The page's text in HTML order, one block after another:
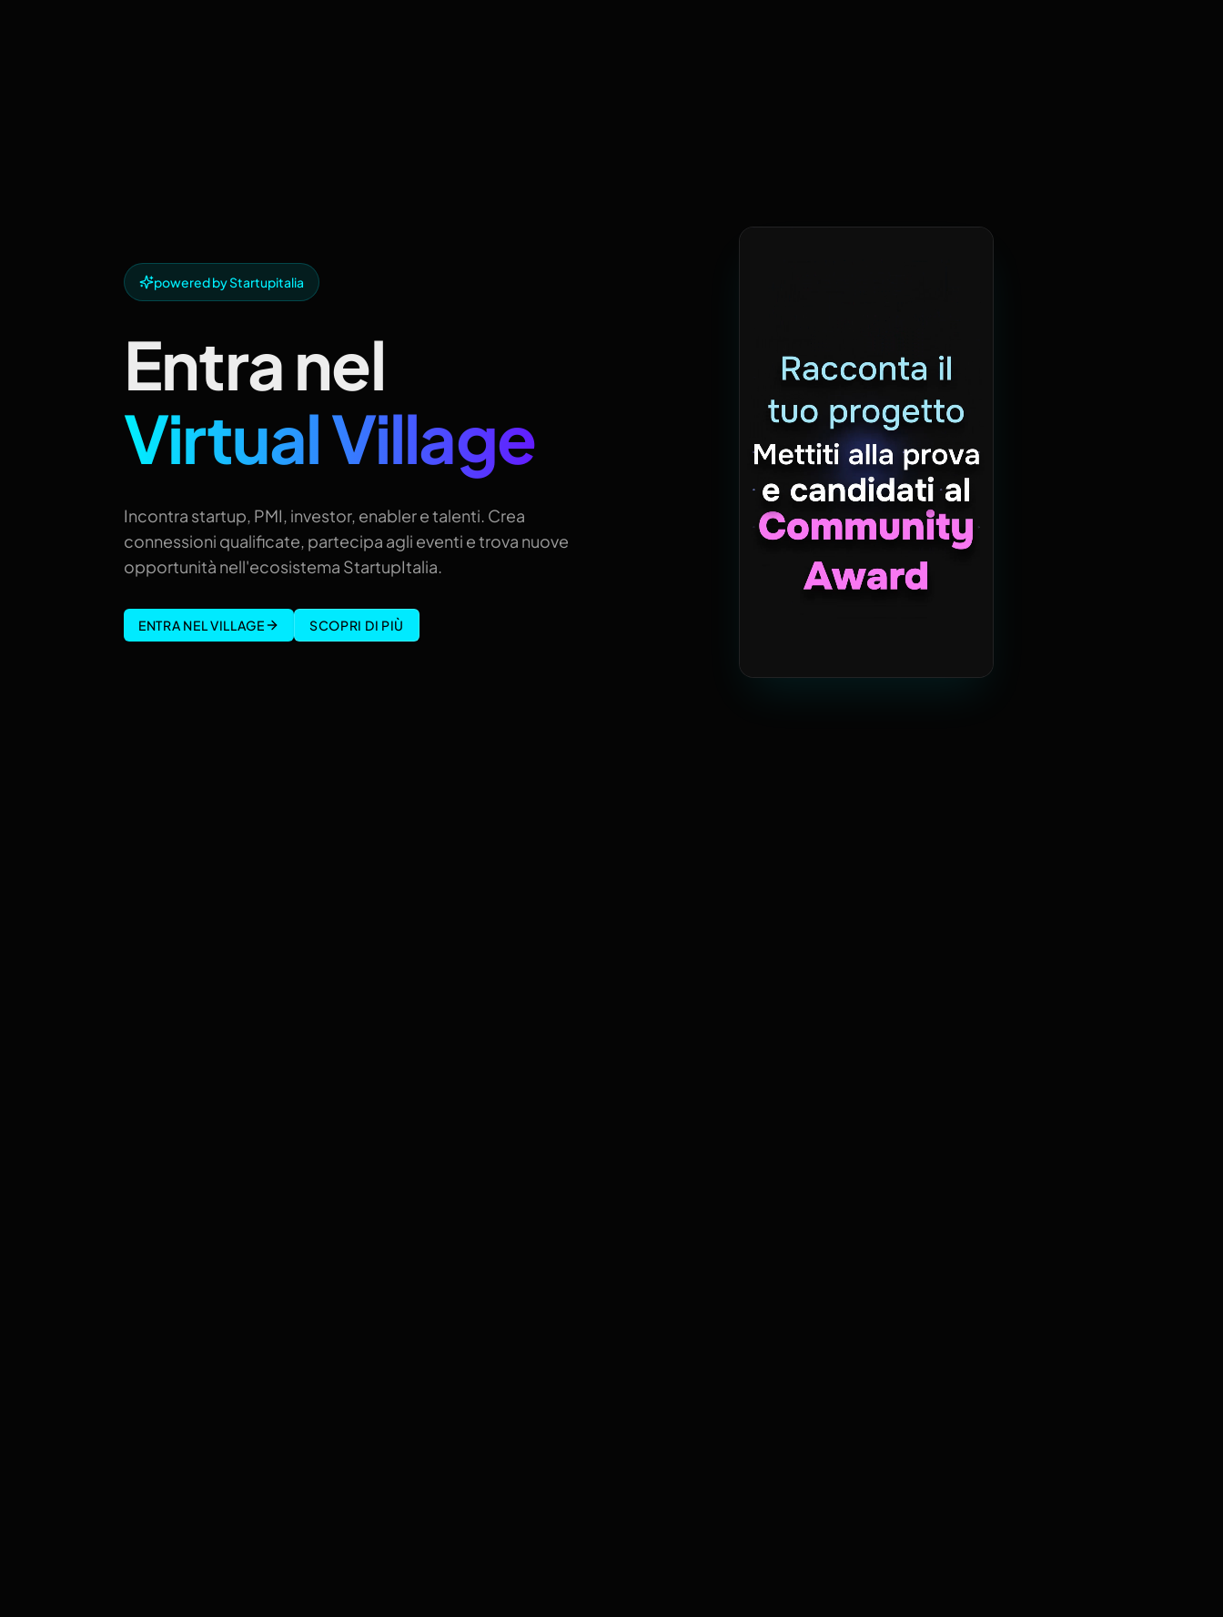
powered by Startupitalia
Entra nel
Virtual Village
Incontra startup, PMI, investor, enabler e talenti. Crea
connessioni qualificate, partecipa agli eventi e trova nuove
opportunità nell'ecosistema StartupItalia.
ENTRA NEL VILLAGE SCOPRI DI PIÙ